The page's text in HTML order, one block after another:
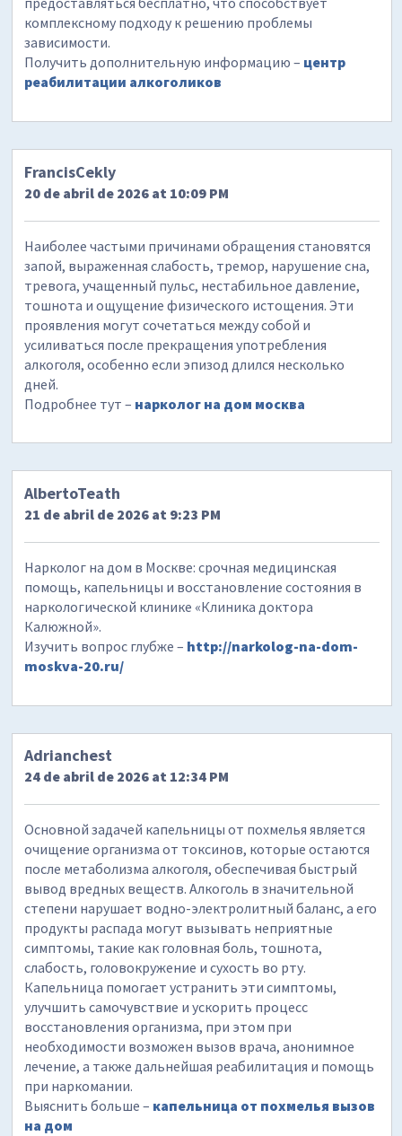
комплексному подходу к решению проблемы
зависимости.
Получить дополнительную информацию – центр
реабилитации алкоголиков
FrancisCekly
20 de abril de 2026 at 10:09 PM
Наиболее частыми причинами обращения становятся
запой, выраженная слабость, тремор, нарушение сна,
тревога, учащенный пульс, нестабильное давление,
тошнота и ощущение физического истощения. Эти
проявления могут сочетаться между собой и
усиливаться после прекращения употребления
алкоголя, особенно если эпизод длился несколько
дней.
Подробнее тут – нарколог на дом москва
AlbertoTeath
21 de abril de 2026 at 9:23 PM
Нарколог на дом в Москве: срочная медицинская
помощь, капельницы и восстановление состояния в
наркологической клинике «Клиника доктора
Калюжной».
Изучить вопрос глубже – http://narkolog-na-dom-
moskva-20.ru/
Adrianchest
24 de abril de 2026 at 12:34 PM
Основной задачей капельницы от похмелья является
очищение организма от токсинов, которые остаются
после метаболизма алкоголя, обеспечивая быстрый
вывод вредных веществ. Алкоголь в значительной
степени нарушает водно-электролитный баланс, а его
продукты распада могут вызывать неприятные
симптомы, такие как головная боль, тошнота,
слабость, головокружение и сухость во рту.
Капельница помогает устранить эти симптомы,
улучшить самочувствие и ускорить процесс
восстановления организма, при этом при
необходимости возможен вызов врача, анонимное
лечение, а также дальнейшая реабилитация и помощь
при наркомании.
Выяснить больше – капельница от похмелья вызов
на дом